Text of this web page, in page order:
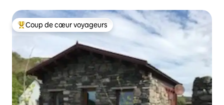
Coups de cœur voyageurs les plus appréciés
Coup de cœur voyageurs